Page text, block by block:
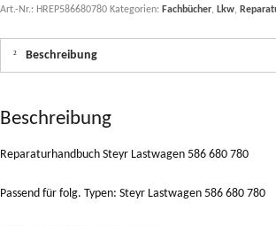
Art.-Nr.: HREP586680780 Kategorien: Fachbücher, Lkw,
Beschreibung
Beschreibung
Reparaturhandbuch Steyr Lastwagen 586 680 780
Passend für folg. Typen: Steyr Lastwagen 586 680 780